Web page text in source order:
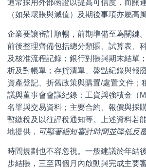
通常採用外部函證以提高可信度，而關
（如呆壞賬與減值）及期後事項亦屬高
企業要讓審計順暢，前期準備至為關鍵
前後整理齊備包括總分類賬、試算表、
及核准流程記錄；銀行對賬與期末結單
析及對帳單；存貨清單、盤點紀錄與報
資產登記、折舊政策與購置/處置文件；
議與董事會會議紀錄；工資與強積金（
名單與交易資料；主要合約、報價與採
暫繳稅及以往評稅通知等。上述資料若
地提供， 可顯著縮短審計時間並降低反
時間規劃也不容忽視。一般建議於年結
步結賬，三至四個月內啟動與完成主要